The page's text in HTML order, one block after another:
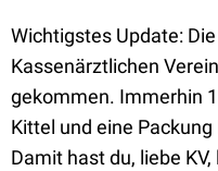
Wichtigstes Update:
Kassenärztlichen
gekommen. Immerhin
Kittel und eine
Damit hast du, liebe